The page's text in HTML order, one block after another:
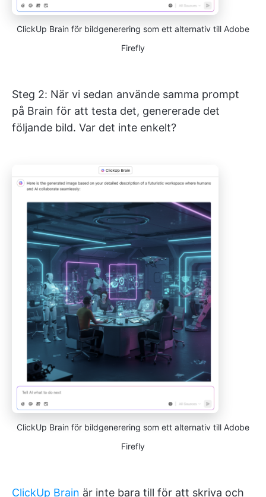
ClickUp Brain för bildgenerering som ett alternativ till Adobe
Firefly
Steg 2: När vi sedan använde samma prompt
på Brain för att testa det, genererade det
följande bild. Var det inte enkelt?
ClickUp Brain för bildgenerering som ett alternativ till Adobe
Firefly
ClickUp Brain är inte bara till för att skriva och